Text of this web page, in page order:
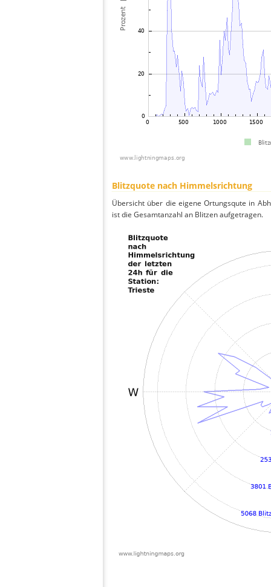
Blitzquote nach Himmelsrichtung
Übersicht über die eigene Ortungsqute in
ist die Gesamtanzahl an Blitzen aufgetragen.